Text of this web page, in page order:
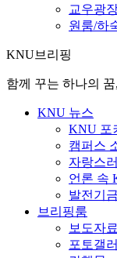
교우광
원룸/하
KNU브리핑
함께 꾸는 하나의
KNU 뉴스
KNU 포
캠퍼스
자랑스
언론 속
발전기
브리핑룸
보도자료
포토갤